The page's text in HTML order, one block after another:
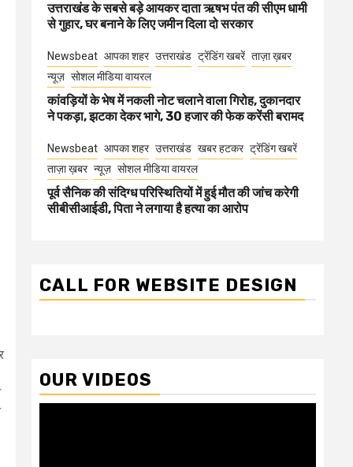
उत्तराखंड के सबसे बड़े आयकर दाता ऋषभ पंत की सीएम धामी
से गुहार, घर बनाने के लिए जमीन दिला दो सरकार
Newsbeat आपका शहर उत्तराखंड ट्रेंडिंग खबरें ताज़ा ख़बर
न्यूज़ सोशल मीडिया वायरल
कांवड़ियों के भेष में नकली नोट चलाने वाला गिरोह, दुकानदार
ने पकड़ा, झटका देकर भागे, 30 हजार की फेक करेंसी बरामद
Newsbeat आपका शहर उत्तराखंड खबर हटकर ट्रेंडिंग खबरें
ताज़ा ख़बर न्यूज़ सोशल मीडिया वायरल
पूर्व सैनिक की संदिग्ध परिस्थितियों में हुई मौत की जांच करेगी
सीबीसीआईडी, पिता ने लगाया है हत्या का आरोप
CALL FOR WEBSITE DESIGN
OUR VIDEOS